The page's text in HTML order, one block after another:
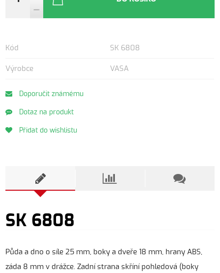
Kód SK 6808
Výrobce VASA
Doporučit známému
Dotaz na produkt
Přidat do wishlistu
SK 6808
Půda a dno o síle 25 mm, boky a dveře 18 mm, hrany ABS,
záda 8 mm v drážce. Zadní strana skříní pohledová (boky